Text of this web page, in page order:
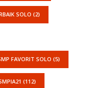
SOLO (2)
FAVORIT SOLO (5)
(112)